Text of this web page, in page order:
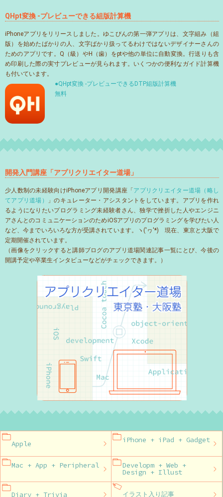
QHpt変換 -プレビューできる組版計算機
iPhoneアプリをリリースしました。ゆこびんの第一弾アプリは、文字組み（組
版）を始めたばかりの人、文字ばかり扱ってるわけではないデザイナーさんの
ためのアプリです。Q（級）やH（歯）をptや他の単位に自動変換。行送りも含
め印刷した際の実寸プレビューが見られます。いくつかの便利なガイド計算機
も付いています。
●QHpt変換 -プレビューできるDTP組版計算機
無料
開発入門講座「アプリクリエイター道場」
少人数制の未経験向けiPhoneアプリ開発講座「 アプリクリエイター道場（略し
てアプリ道場）
」のキュレーター・アシスタントをしています。アプリを作れ
るようになりたいプログラミング未経験者さん、独学で挫折した人やエンジニ
アさんとのコミュニケーションのためiOSアプリのプログラミングを学びたい人
など、今までいろいろな方が受講されています。ヽ('ヮ'*)ゝ現在、東京と大阪で
定期開催されています。
（画像をクリックすると講師ブログのアプリ道場関連記事一覧にとび、今後の
開講予定や卒業生インタビューなどがチェックできます。）
Apple iPhone + iPad + Gadget
Mac + App + Peripheral Developm + Web +
Design + Illust
Diary + Trivia イラスト入り記事